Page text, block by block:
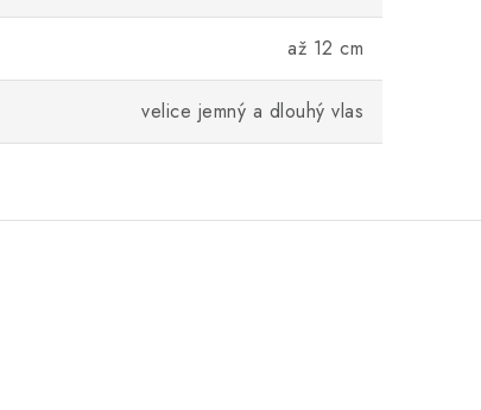
až 12 cm
velice jemný a dlouhý vlas